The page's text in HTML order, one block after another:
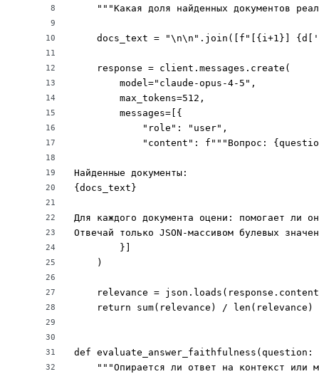
8
9
10
11
12
13
14
15
16
17
18
19
20
21
22
23
24
25
26
27
28
29
30
31
32
"""Какая доля найденных документов
docs_text = "\n\n".join([f"[{i+1}]
    response = client.messages.create(
        model="claude-opus-4-5",
        max_tokens=512,
        messages=[{
            "role": "user",
"content": f"""Вопрос:
Найденные документы:
{docs_text}
Для каждого документа оцени: помогает
Отвечай только JSON-массивом булевых
        }]
    )
relevance =
    return sum(relevance) / len(relevance)
def
"""Опирается ли ответ на контекст или